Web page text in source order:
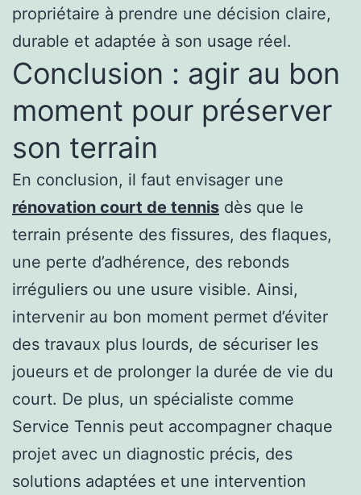
propriétaire à prendre une décision claire,
durable et adaptée à son usage réel.
Conclusion : agir au bon
moment pour préserver
son terrain
En conclusion, il faut envisager une
rénovation court de tennis dès que le
terrain présente des fissures, des flaques,
une perte d’adhérence, des rebonds
irréguliers ou une usure visible. Ainsi,
intervenir au bon moment permet d’éviter
des travaux plus lourds, de sécuriser les
joueurs et de prolonger la durée de vie du
court. De plus, un spécialiste comme
Service Tennis peut accompagner chaque
projet avec un diagnostic précis, des
solutions adaptées et une intervention